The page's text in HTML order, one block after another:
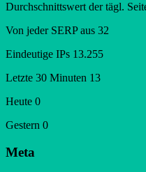
Durchschnittswert der tägl.
Von jeder SERP aus 32
Eindeutige IPs 13.255
Letzte 30 Minuten 13
Heute 0
Gestern 0
Meta